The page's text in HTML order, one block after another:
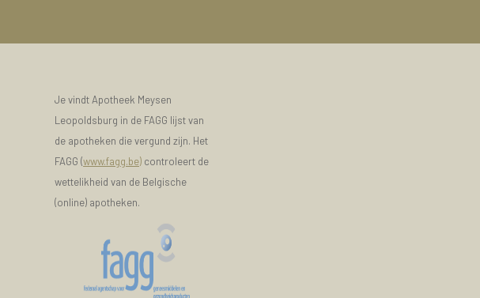
Je vindt Apotheek Meysen
Leopoldsburg in de FAGG lijst van
de apotheken die vergund zijn. Het
FAGG (www.fagg.be) controleert de
wettelikheid van de Belgische
(online) apotheken.